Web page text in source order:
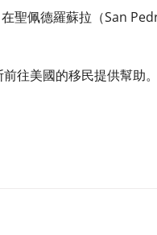
聖佩德羅蘇拉（San
往美國的移民提供幫助。​